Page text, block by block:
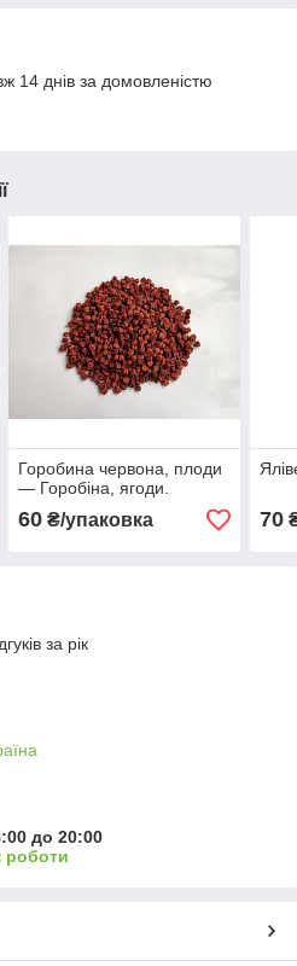
14 днів за домовленістю
Горобина червона, плоди
— Горобіна, ягоди.
60₴/упаковка 70
за рік
до 20:00
роботи